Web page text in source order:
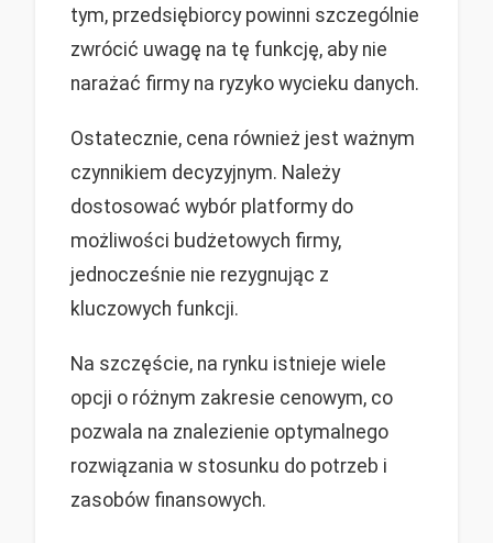
tym, przedsiębiorcy powinni szczególnie
zwrócić uwagę na tę funkcję, aby nie
narażać firmy na ryzyko wycieku danych.
Ostatecznie, cena również jest ważnym
czynnikiem decyzyjnym. Należy
dostosować wybór platformy do
możliwości budżetowych firmy,
jednocześnie nie rezygnując z
kluczowych funkcji.
Na szczęście, na rynku istnieje wiele
opcji o różnym zakresie cenowym, co
pozwala na znalezienie optymalnego
rozwiązania w stosunku do potrzeb i
zasobów finansowych.